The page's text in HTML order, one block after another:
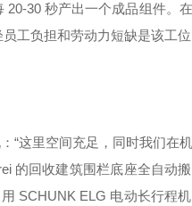
30 秒产出一个成品组件。
工负担和劳动力短缺是该工位
“这里空间充足，同时我们在
的回收建筑围栏底座全自动
SCHUNK ELG 电动长行程